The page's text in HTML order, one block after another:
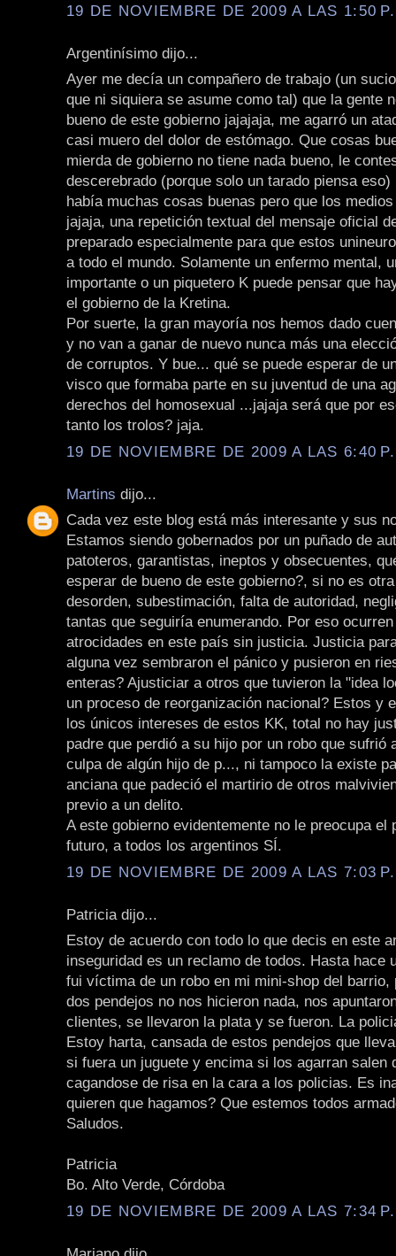
19 DE NOVIEMBRE DE 2009 A LAS 1:50
Argentinísimo dijo...
Ayer me decía un compañero de trabajo (un
que ni siquiera se asume como tal) que la gente
bueno de este gobierno jajajaja, me agarró un
casi muero del dolor de estómago. Que cosas
mierda de gobierno no tiene nada bueno, le
descerebrado (porque solo un tarado piensa eso)
había muchas cosas buenas pero que los
jajaja, una repetición textual del mensaje oficial
preparado especialmente para que estos
a todo el mundo. Solamente un enfermo mental,
importante o un piquetero K puede pensar que
el gobierno de la Kretina.
Por suerte, la gran mayoría nos hemos dado
y no van a ganar de nuevo nunca más una
de corruptos. Y bue... qué se puede esperar de
visco que formaba parte en su juventud de una
derechos del homosexual ...jajaja será que por
tanto los trolos? jaja.
19 DE NOVIEMBRE DE 2009 A LAS 6:40
Martins dijo...
Cada vez este blog está más interesante y sus
Estamos siendo gobernados por un puñado de
patoteros, garantistas, ineptos y obsecuentes,
esperar de bueno de este gobierno?, si no es
desorden, subestimación, falta de autoridad,
tantas que seguiría enumerando. Por eso
atrocidades en este país sin justicia. Justicia
alguna vez sembraron el pánico y pusieron en
enteras? Ajusticiar a otros que tuvieron la "idea
un proceso de reorganización nacional? Estos y
los únicos intereses de estos KK, total no hay
padre que perdió a su hijo por un robo que sufrió
culpa de algún hijo de p..., ni tampoco la existe
anciana que padeció el martirio de otros
previo a un delito.
A este gobierno evidentemente no le preocupa el
futuro, a todos los argentinos SÍ.
19 DE NOVIEMBRE DE 2009 A LAS 7:03
Patricia dijo...
Estoy de acuerdo con todo lo que decis en este
inseguridad es un reclamo de todos. Hasta hace
fui víctima de un robo en mi mini-shop del barrio,
dos pendejos no nos hicieron nada, nos
clientes, se llevaron la plata y se fueron. La
Estoy harta, cansada de estos pendejos que
si fuera un juguete y encima si los agarran salen
cagandose de risa en la cara a los policias. Es
quieren que hagamos? Que estemos todos
Saludos.
Patricia
Bo. Alto Verde, Córdoba
19 DE NOVIEMBRE DE 2009 A LAS 7:34